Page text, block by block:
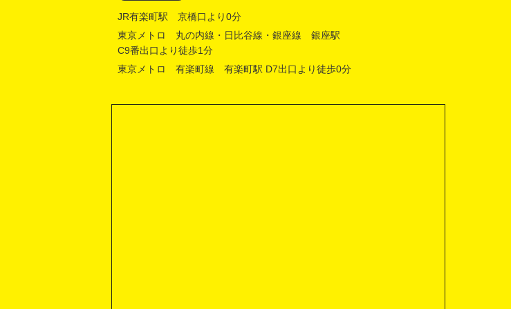
JR有楽町駅 京橋口より0分
東京メトロ 丸の内線・日比谷線・銀座線 銀座駅
C9番出口より徒歩1分
東京メトロ 有楽町線 有楽町駅 D7出口より徒歩0分